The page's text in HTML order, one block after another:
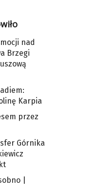
nad
Brzegi
Karpia
przez
Górnika
|